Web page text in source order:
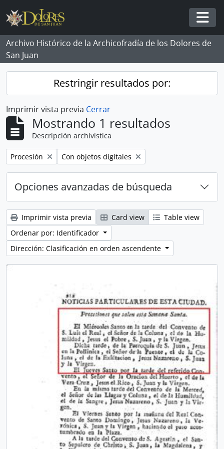
Skip to main content
Archivo Histórico de la Archicofradía de los Dolores de
San Juan
Restringir resultados por:
Imprimir vista previa Cerrar
Mostrando 1 resultados
Descripción archivística
Remove filter:
Procesión Remove filter:
Con objetos digitales
Opciones avanzadas de búsqueda
Imprimir vista previa Card view
Table view
Ordenar por: Identificador
Dirección: Clasificación en orden ascendente